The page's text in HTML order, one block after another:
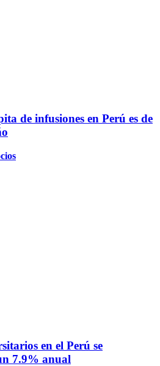
de infusiones en Perú es de
en el Perú se
7.9% anual